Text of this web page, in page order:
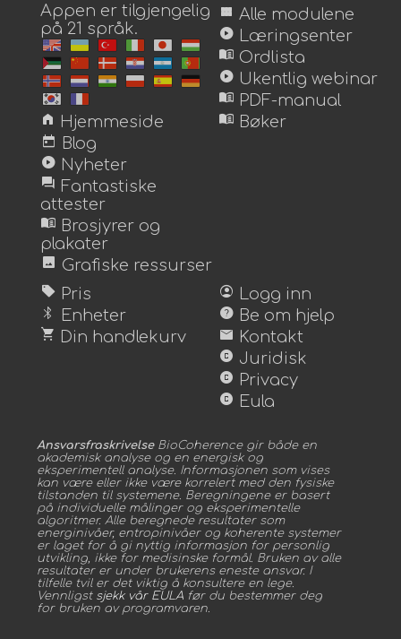
Appen er tilgjengelig
på 21 språk.
home Hjemmeside
today Blog
play_circle Nyheter
forum Fantastiske
attester
menu_book Brosjyrer og
plakater
image Grafiske ressurser
view_module Alle modulene
play_circle Læringsenter
menu_book Ordlista
play_circle Ukentlig webinar
menu_book PDF-manual
menu_book Bøker
sell Pris
bluetooth Enheter
shopping_cart Din handlekurv
account_circle Logg inn
help Be om hjelp
mail Kontakt
copyright Juridisk
copyright Privacy
copyright Eula
AnsvarsfraskrivelseBioCoherence gir både en
akademisk analyse og en energisk og
eksperimentell analyse. Informasjonen som vises
kan være eller ikke være korrelert med den fysiske
tilstanden til systemene. Beregningene er basert
på individuelle målinger og eksperimentelle
algoritmer. Alle beregnede resultater som
energinivåer, entropinivåer og koherente systemer
er laget for å gi nyttig informasjon for personlig
utvikling, ikke for medisinske formål. Bruken av alle
resultater er under brukerens eneste ansvar. I
tilfelle tvil er det viktig å konsultere en lege.
Vennligst sjekk vår EULA før du bestemmer deg
for bruken av programvaren.